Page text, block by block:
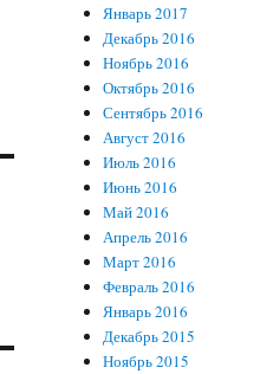
Январь 2017
Декабрь 2016
Ноябрь 2016
Октябрь 2016
Сентябрь 2016
Август 2016
Июль 2016
Июнь 2016
Май 2016
Апрель 2016
Март 2016
Февраль 2016
Январь 2016
Декабрь 2015
Ноябрь 2015